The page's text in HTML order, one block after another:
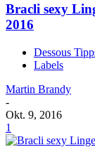
Bracli sexy
2016
Dessous
Labels
Martin Brandy
-
Okt. 9, 2016
1